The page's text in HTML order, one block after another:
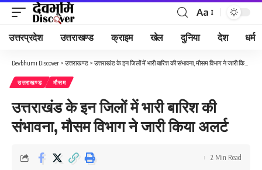
Font
Resizer
Aa
उत्तरप्रदेश उत्तराखण्ड क्राइम खेल दुनिया देश धर्म
Devbhumi Discover > उत्तराखण्ड > उत्तराखंड के इन जिलों में भारी बारिश की संभावना, मौसम विभाग ने जारी किया अलर्ट
उत्तराखण्ड मौसम
उत्तराखंड के इन जिलों में भारी बारिश की
संभावना, मौसम विभाग ने जारी किया अलर्ट
2 Min Read